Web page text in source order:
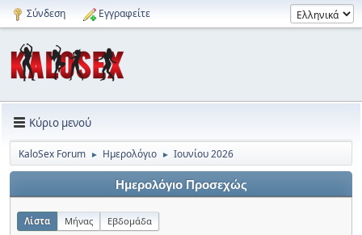
Σύνδεση Εγγραφείτε
Κύριο μενού
KaloSex Forum ► Ημερολόγιο ► Ιουνίου 2026
Ημερολόγιο Προσεχώς
Λίστα Μήνας Εβδομάδα